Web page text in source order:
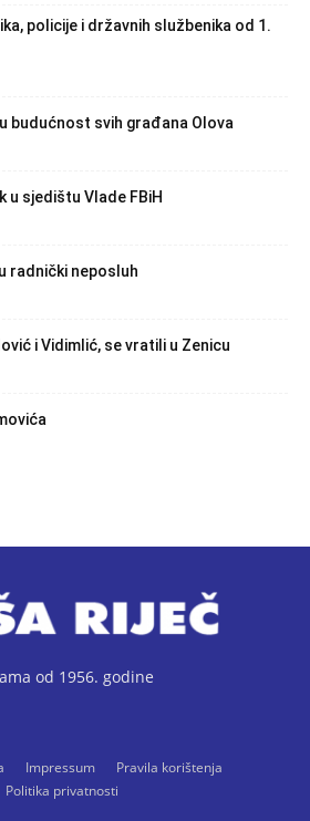
policije i državnih službenika od 1.
budućnost svih građana Olova
u sjedištu Vlade FBiH
radnički neposluh
i Vidimlić, se vratili u Zenicu
od 1956. godine
Impressum
Pravila korištenja
Politika privatnosti